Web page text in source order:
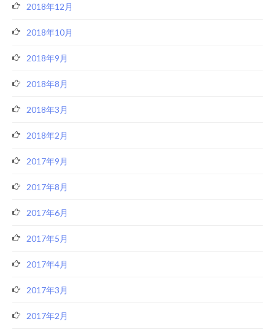
2018年12月
2018年10月
2018年9月
2018年8月
2018年3月
2018年2月
2017年9月
2017年8月
2017年6月
2017年5月
2017年4月
2017年3月
2017年2月